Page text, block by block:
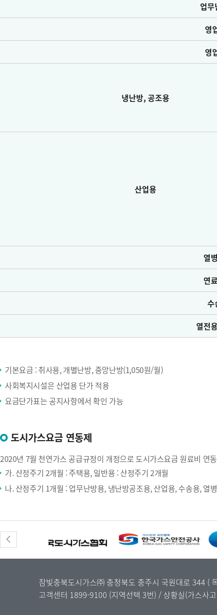
업무
영
영
냉난방, 공조용
산업용
열
연
수
열전
기본요금 : 취사용, 개별난방, 중앙난방(1,050원/월)
사회복지시설은 산업용 단가 적용
요금단가표는 공지사항에서 확인 가능
도시가스요금 연동제
2020년 7월 천연가스 공급규정이 개정으로 도시가스요금 원료비 연
가. 산정주기 2개월 : 주택용, 일반용 : 산정주기 2개월
나. 산정주기 1개월 : 업무난방용, 냉난방공조용, 산업용, 수송용, 열
참빛충북도시가스㈜ 충청북도 충주시 국원대로 344
고객센터 1899-9100 (지역선택 3번) / 상황실(가스사